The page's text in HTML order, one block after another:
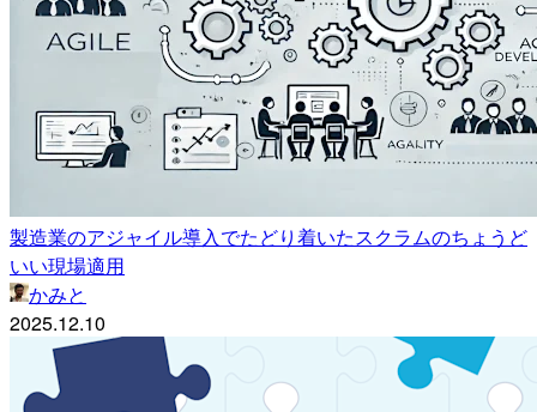
製造業のアジャイル導入でたどり着いたスクラムのちょうど
いい現場適用
かみと
2025.12.10